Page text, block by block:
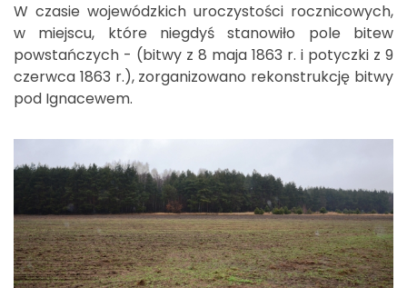
W czasie wojewódzkich uroczystości rocznicowych,
w miejscu, które niegdyś stanowiło pole bitew
powstańczych - (bitwy z 8 maja 1863 r. i potyczki z 9
czerwca 1863 r.), zorganizowano rekonstrukcję bitwy
pod Ignacewem.